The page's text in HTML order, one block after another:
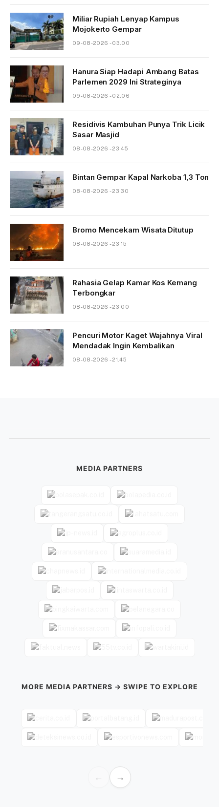
Miliar Rupiah Lenyap Kampus
Mojokerto Gempar
09-08-2026 - 03.00
Hanura Siap Hadapi Ambang Batas
Parlemen 2029 Ini Strateginya
09-08-2026 - 02.06
Residivis Kambuhan Punya Trik Licik
Sasar Masjid
08-08-2026 - 23.45
Bintan Gempar Kapal Narkoba 1,3 Ton
08-08-2026 - 23.30
Bromo Mencekam Wisata Ditutup
08-08-2026 - 23.15
Rahasia Gelap Kamar Kos Kemang
Terbongkar
08-08-2026 - 23.00
Pencuri Motor Kaget Wajahnya Viral
Mendadak Ingin Kembalikan
08-08-2026 - 21.45
MEDIA PARTNERS
MORE MEDIA PARTNERS → SWIPE TO EXPLORE
← →